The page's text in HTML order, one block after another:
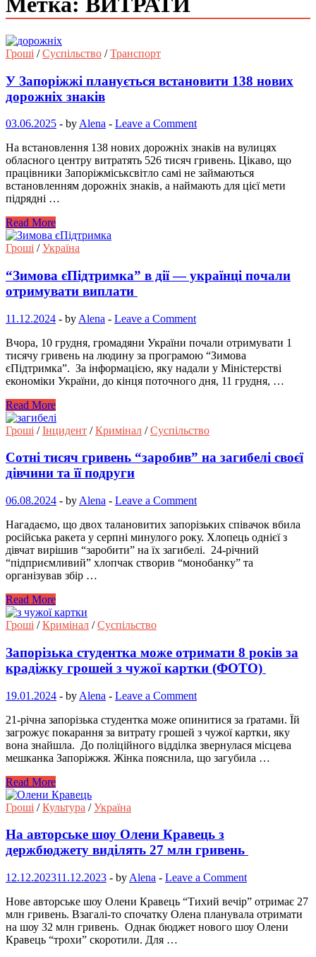
Гроші /Суспільство /Транспорт
У Запоріжжі планується встановити 138 нових
дорожніх знаків
03.06.2025 - by Alena - Leave a Comment
На встановлення 138 нових дорожніх знаків на вулицях
обласного центру витратять 526 тисяч гривень. Цікаво, що
працівники Запоріжміськсвітло самі не займаються
встановленням дорожніх знаків, а наймають для цієї мети
підрядні …
Read More
Гроші /Україна
“Зимова єПідтримка” в дії — українці почали
отримувати виплати
11.12.2024 - by Alena - Leave a Comment
Вчора, 10 грудня, громадяни України почали отримувати 1
тисячу гривень на людину за програмою “Зимова
єПідтримка”. За інформацією, яку надали у Міністерстві
економіки України, до кінця поточного дня, 11 грудня, …
Read More
Гроші /Інцидент /Кримінал /Суспільство
Сотні тисяч гривень “заробив” на загибелі своєї
дівчини та її подруги
06.08.2024 - by Alena - Leave a Comment
Нагадаємо, що двох талановитих запорізьких співачок вбила
російська ракета у серпні минулого року. Хлопець однієї з
дівчат вирішив “заробити” на їх загибелі. 24-річний
“підприємливий” хлопчак створив “монобанку” та
організував збір …
Read More
Гроші /Кримінал /Суспільство
Запорізька студентка може отримати 8 років за
крадіжку грошей з чужої картки (ФОТО)
19.01.2024 - by Alena - Leave a Comment
21-річна запорізька студентка може опинитися за ґратами. Їй
загрожує покарання за витрату грошей з чужої картки, яку
вона знайшла. До поліційного відділка звернулася місцева
мешканка Запоріжжя. Жінка пояснила, що загубила …
Read More
Гроші /Культура /Україна
На авторське шоу Олени Кравець з
держбюджету виділять 27 млн гривень
12.12.202311.12.2023 - by Alena - Leave a Comment
Нове авторське шоу Олени Кравець “Тихий вечір” отримає 27
млн гривень. Взагалі-то спочатку Олена планувала отримати
на шоу 32 млн гривень. Однак бюджет нового шоу Олени
Кравець “трохи” скоротили. Для …